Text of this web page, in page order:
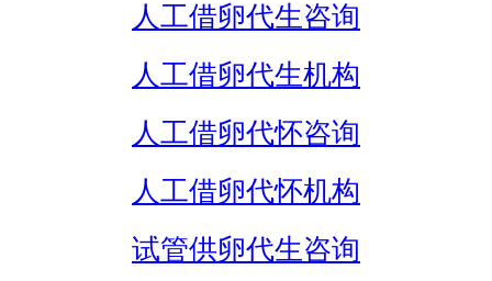
人工借卵代生咨询
人工借卵代生机构
人工借卵代怀咨询
人工借卵代怀机构
试管供卵代生咨询